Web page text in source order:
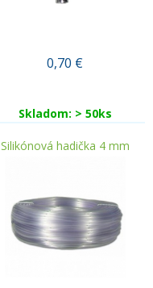
0,70 €
Skladom: > 50ks
Silikónová hadička 4 mm